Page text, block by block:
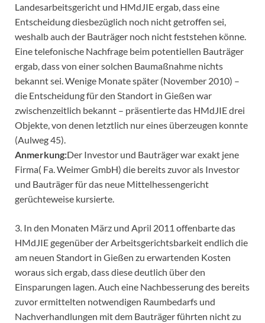
Landesarbeitsgericht und HMdJIE ergab, dass eine
Entscheidung diesbezüglich noch nicht getroffen sei,
weshalb auch der Bauträger noch nicht feststehen könne.
Eine telefonische Nachfrage beim potentiellen Bauträger
ergab, dass von einer solchen Baumaßnahme nichts
bekannt sei. Wenige Monate später (November 2010) –
die Entscheidung für den Standort in Gießen war
zwischenzeitlich bekannt – präsentierte das HMdJIE drei
Objekte, von denen letztlich nur eines überzeugen konnte
(Aulweg 45).
Anmerkung:Der Investor und Bauträger war exakt jene
Firma( Fa. Weimer GmbH) die bereits zuvor als Investor
und Bauträger für das neue Mittelhessengericht
gerüchteweise kursierte.
3. In den Monaten März und April 2011 offenbarte das
HMdJIE gegenüber der Arbeitsgerichtsbarkeit endlich die
am neuen Standort in Gießen zu erwartenden Kosten
woraus sich ergab, dass diese deutlich über den
Einsparungen lagen. Auch eine Nachbesserung des bereits
zuvor ermittelten notwendigen Raumbedarfs und
Nachverhandlungen mit dem Bauträger führten nicht zu